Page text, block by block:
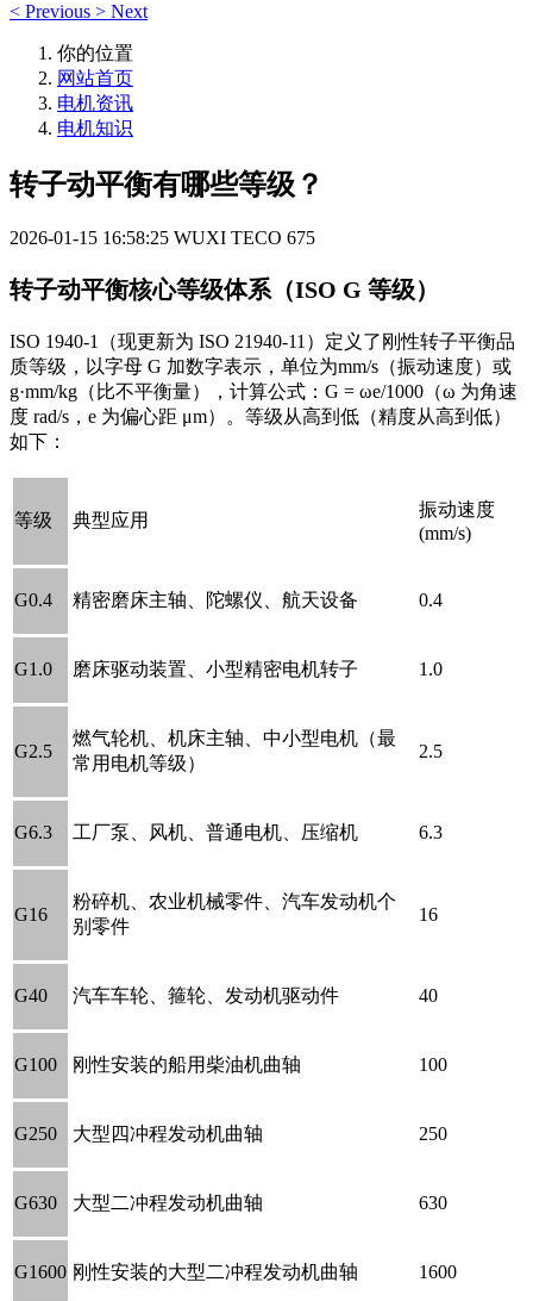
< Previous > Next
你的位置
网站首页
电机资讯
电机知识
转子动平衡有哪些等级？
2026-01-15 16:58:25 WUXI TECO 675
转子动平衡核心等级体系（ISO G 等级）
ISO 1940-1（现更新为 ISO 21940-11）定义了刚性转子平衡品
质等级，以字母 G 加数字表示，单位为mm/s（振动速度）或
g·mm/kg（比不平衡量），计算公式：G = ωe/1000（ω 为角速
度 rad/s，e 为偏心距 μm）。等级从高到低（精度从高到低）
如下：
等级 典型应用
振动速度
(mm/s)
G0.4 精密磨床主轴、陀螺仪、航天设备 0.4
G1.0 磨床驱动装置、小型精密电机转子 1.0
G2.5
燃气轮机、机床主轴、中小型电机（最
常用电机等级）
2.5
G6.3 工厂泵、风机、普通电机、压缩机 6.3
G16
粉碎机、农业机械零件、汽车发动机个
别零件
16
G40 汽车车轮、箍轮、发动机驱动件 40
G100 刚性安装的船用柴油机曲轴 100
G250 大型四冲程发动机曲轴 250
G630 大型二冲程发动机曲轴 630
G1600 刚性安装的大型二冲程发动机曲轴 1600